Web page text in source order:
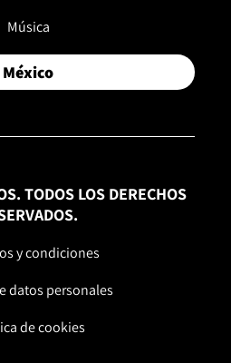
Música
México
TODOS LOS DERECHOS
y condiciones
datos personales
de cookies